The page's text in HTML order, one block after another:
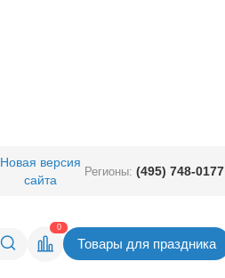
Новая версия
сайта
Регионы: (495) 748-0177
0
Товары для праздника
Вернуться в раздел
41,30
руб. за шт